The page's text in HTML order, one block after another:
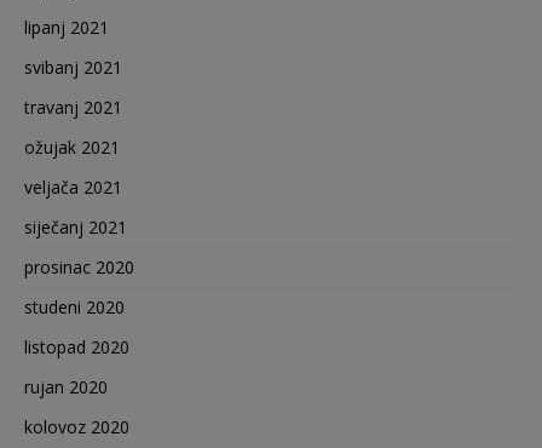
lipanj 2021
svibanj 2021
travanj 2021
ožujak 2021
veljača 2021
siječanj 2021
prosinac 2020
studeni 2020
listopad 2020
rujan 2020
kolovoz 2020